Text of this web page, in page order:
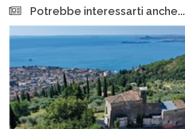
Potrebbe interessarti anche...